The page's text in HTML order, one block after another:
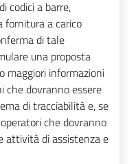
codici a barre,
fornitura a carico
di tale
una proposta
maggiori informazioni
che dovranno essere
di tracciabilità e, se
che dovranno
attività di assistenza e